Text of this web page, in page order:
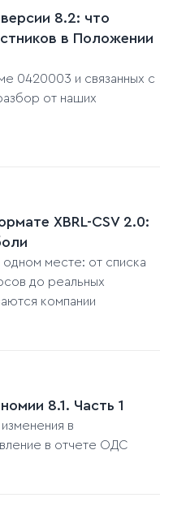
8.2: что
в Положении
0420003 и связанных с
от наших
XBRL-CSV 2.0:
месте: от списка
до реальных
компании
8.1. Часть 1
в
в отчете ОДС